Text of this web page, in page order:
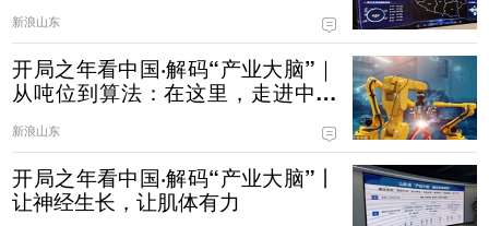
新浪山东
开局之年看中国·解码“产业大脑”｜
从吨位到算法：在这里，走进中国
新浪山东
开局之年看中国·解码“产业大脑”丨
让神经生长，让肌体有力